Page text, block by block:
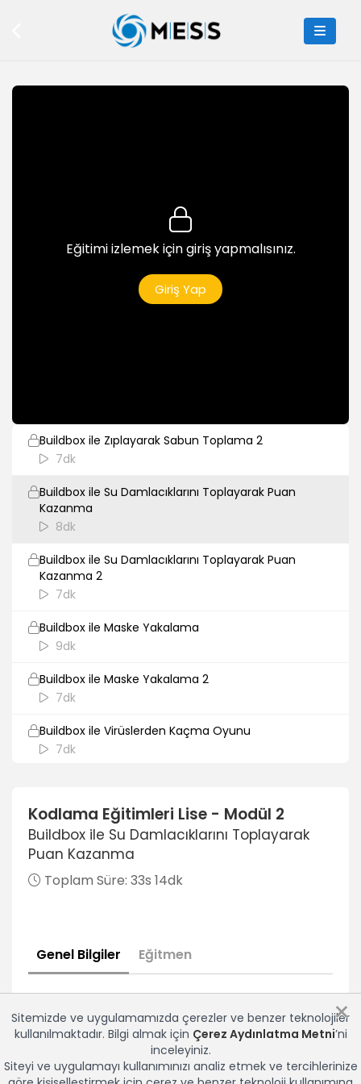
Eğitimi izlemek için giriş yapmalısınız.
Giriş Yap
Thunkable Su Tüketimi Kodlama
5dk
Buildbox Arayüzü Tanıyalım
Buildbox ile Zıplayarak Sabun Toplama 2
7dk
Buildbox ile Su Damlacıklarını Toplayarak Puan
Kazanma
8dk
Buildbox ile Su Damlacıklarını Toplayarak Puan
Kazanma 2
7dk
Buildbox ile Maske Yakalama
9dk
Buildbox ile Maske Yakalama 2
7dk
Buildbox ile Virüslerden Kaçma Oyunu
7dk
Buildbox ile Virüslerden Kaçma Oyunu 3
7dk
Ruby
Ruby ile Merhaba Dünya Uygulaması
9dk
Ruby For Döngüsü
6dk
Ruby ile While Döngüsü (Sayıları Yazdırma)
Kodlama Eğitimleri Lise - Modül 2
Buildbox ile Su Damlacıklarını Toplayarak
Puan Kazanma
Toplam Süre: 33s 14dk
Genel Bilgiler Eğitmen
×
Sitemizde ve uygulamamızda çerezler ve benzer teknolojiler
kullanılmaktadır. Bilgi almak için Çerez Aydınlatma Metni’ni
inceleyiniz.
Siteyi ve uygulamayı kullanımınızı analiz etmek ve tercihlerinize